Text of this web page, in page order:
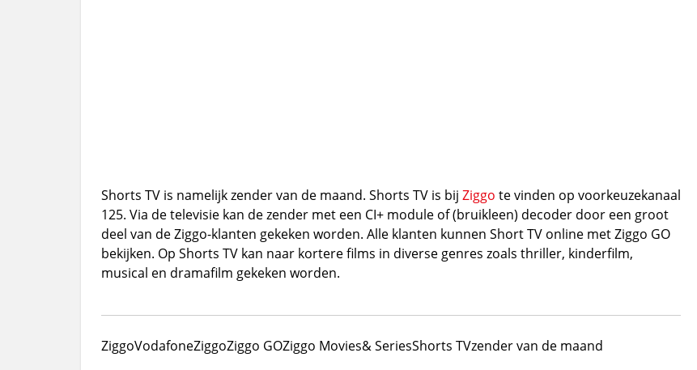
Shorts TV is namelijk zender van de maand. Shorts TV is bij Ziggo te vinden op voorkeuzekanaal
125. Via de televisie kan de zender met een CI+ module of (bruikleen) decoder door een groot
deel van de Ziggo-klanten gekeken worden. Alle klanten kunnen Short TV online met Ziggo GO
bekijken. Op Shorts TV kan naar kortere films in diverse genres zoals thriller, kinderfilm,
musical en dramafilm gekeken worden.
ZiggoVodafoneZiggoZiggo GOZiggo Movies& SeriesShorts TVzender van de maand